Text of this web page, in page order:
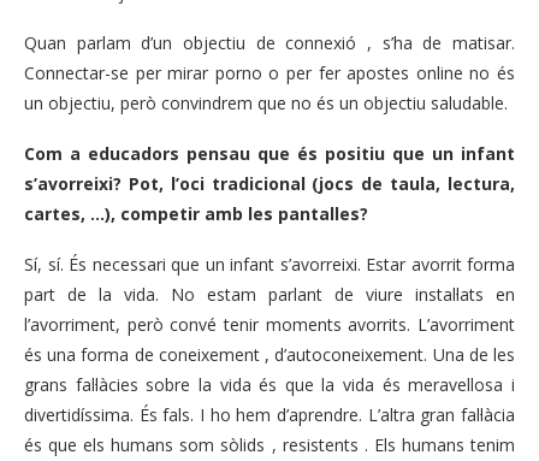
Quan parlam d’un objectiu de connexió , s’ha de matisar.
Connectar-se per mirar porno o per fer apostes online no és
un objectiu, però convindrem que no és un objectiu saludable.
Com a educadors pensau que és positiu que un infant
s’avorreixi? Pot, l’oci tradicional (jocs de taula, lectura,
cartes, …), competir amb les pantalles?
Sí, sí. És necessari que un infant s’avorreixi. Estar avorrit forma
part de la vida. No estam parlant de viure instal·lats en
l’avorriment, però convé tenir moments avorrits. L’avorriment
és una forma de coneixement , d’autoconeixement. Una de les
grans fal·làcies sobre la vida és que la vida és meravellosa i
divertidíssima. És fals. I ho hem d’aprendre. L’altra gran fal·làcia
és que els humans som sòlids , resistents . Els humans tenim